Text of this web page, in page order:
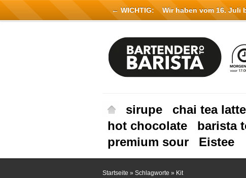
sirupe chai tea latte
hot chocolate
barista
premium sour
Eistee
Startseite » Schlagworte » Kit
← WICHTIG:Wir haben vom 16. Juli